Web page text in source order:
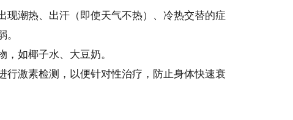
现潮热、出汗（即使天气不热）、冷热交替的症
如椰子水、大豆奶。
激素检测，以便针对性治疗，防止身体快速衰